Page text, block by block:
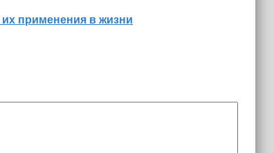
применения в жизни